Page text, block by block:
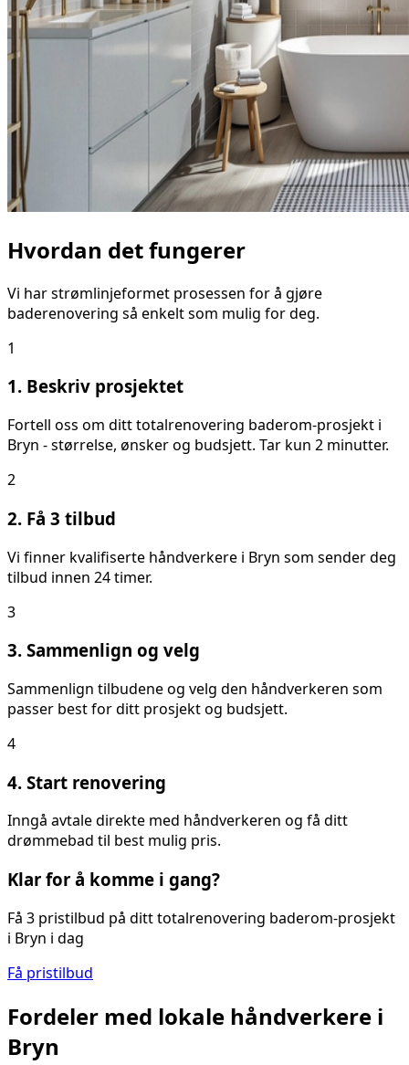
Hvordan det fungerer
Vi har strømlinjeformet prosessen for å gjøre
baderenovering så enkelt som mulig for deg.
1
1. Beskriv prosjektet
Fortell oss om ditttotalrenovering baderom-prosjekt i
Bryn - størrelse, ønsker og budsjett. Tar kun 2 minutter.
2
2. Få 3 tilbud
Vi finner kvalifiserte håndverkere i Bryn som sender deg
tilbud innen 24 timer.
3
3. Sammenlign og velg
Sammenlign tilbudene og velg den håndverkeren som
passer best for ditt prosjekt og budsjett.
4
4. Start renovering
Inngå avtale direkte med håndverkeren og få ditt
drømmebad til best mulig pris.
Klar for å komme i gang?
Få 3 pristilbud på ditttotalrenovering baderom-prosjekt
i Bryn i dag
Få pristilbud
Fordeler med lokale håndverkere i
Bryn